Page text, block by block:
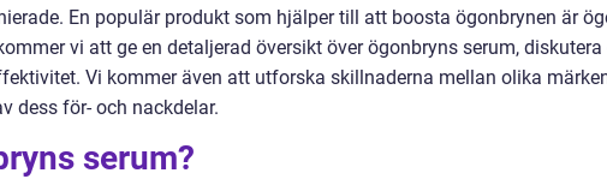
En populär produkt som hjälper till att boosta ögonbrynen är
vi att ge en detaljerad översikt över ögonbryns serum, diskutera
Vi kommer även att utforska skillnaderna mellan olika
dess för- och nackdelar.
serum?